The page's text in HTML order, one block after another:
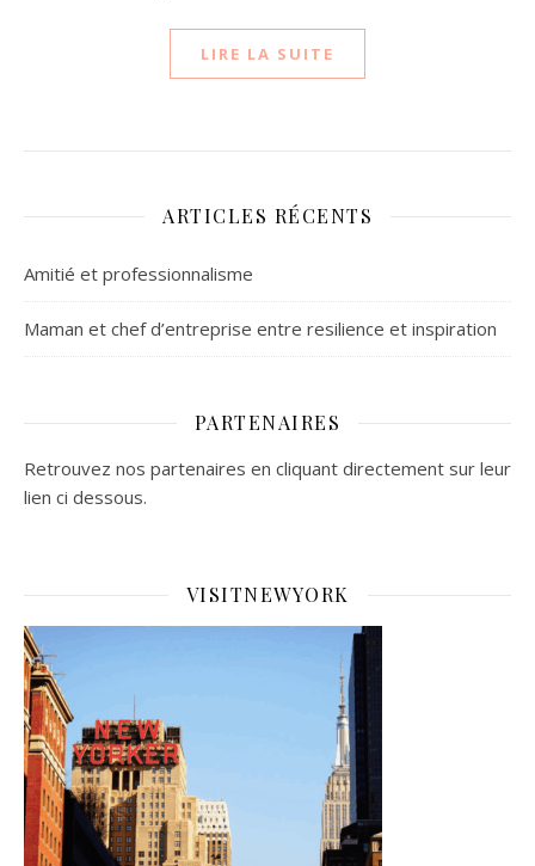
LIRE LA SUITE
ARTICLES RÉCENTS
Amitié et professionnalisme
Maman et chef d’entreprise entre resilience et inspiration
PARTENAIRES
Retrouvez nos partenaires en cliquant directement sur leur
lien ci dessous.
VISITNEWYORK